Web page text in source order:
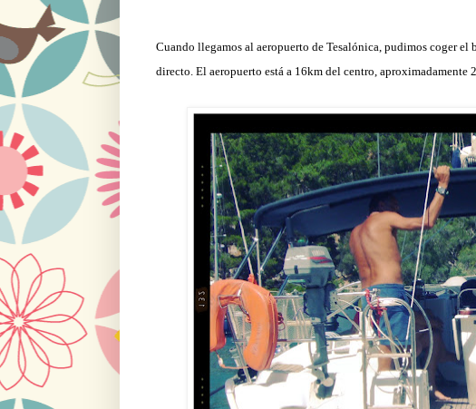
Cuando llegamos al aeropuerto de Tesalónica, pudimos coger
directo. El aeropuerto está a 16km del centro, aproximadamente